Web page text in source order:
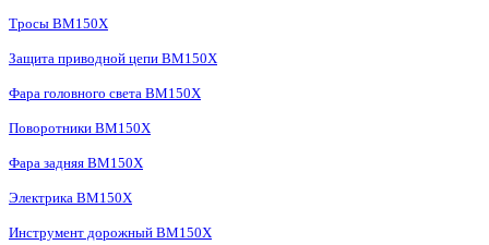
Тросы BM150X
Защита приводной цепи BM150X
Фара головного света BM150X
Поворотники BM150X
Фара задняя BM150X
Электрика BM150X
Инструмент дорожный BM150X